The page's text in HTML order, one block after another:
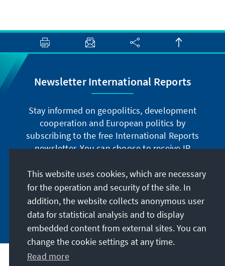
Newsletter International Reports
Stay informed on geopolitics, development
cooperation and European politics by
subscribing to the free International Reports
newsletter. You can choose to receive IR
German or have the print version sent to you in
German or English.
Jetzt abonnieren
This website uses cookies, which are necessary
for the operation and security of the site. In
addition, the website collects anonymous user
data for statistical analysis and to display
embedded content from external sites. You can
change the cookie settings at any time.
Read more